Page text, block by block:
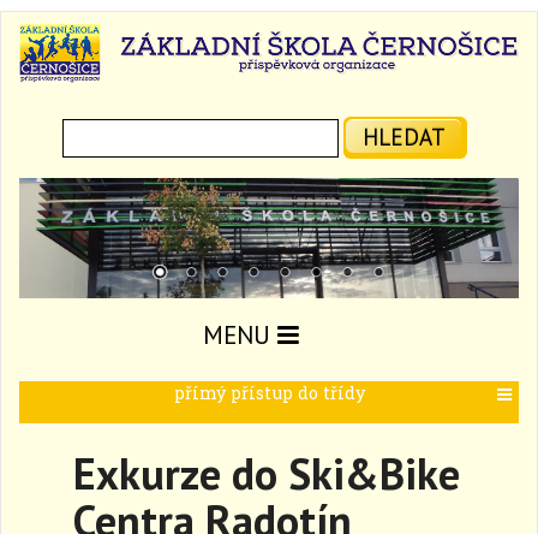
HLEDAT
MENU
přímý přístup do třídy
T
Exkurze do Ski&Bike
Centra Radotín